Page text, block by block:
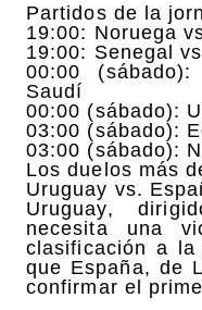
Partidos de la
19:00: Noruega
19:00: Senegal
00:00
Saudí
00:00 (sábado):
03:00 (sábado):
03:00 (sábado):
Los duelos más
Uruguay vs.
Uruguay,
necesita una
clasificación a la
que España, de
confirmar el